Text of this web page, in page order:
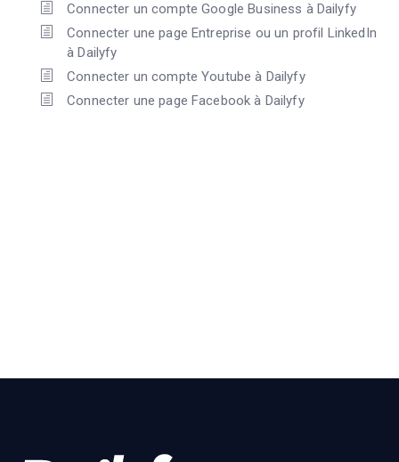
Connecter un compte Google Business à Dailyfy
Connecter une page Entreprise ou un profil LinkedIn
à Dailyfy
Connecter un compte Youtube à Dailyfy
Connecter une page Facebook à Dailyfy